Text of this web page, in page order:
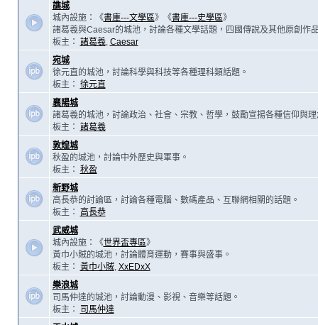
譙城
城內設施：《書庫---文學區》《書庫---史學區》
諸葛羲與Caesar的城池，討論各種文學話題，四國傳說及其他原創作
板主： 諸葛羲, Caesar
宛城
徐元直的城池，討論科學與科技等各種理科類話題。
板主： 徐元直
襄陽城
諸葛羲的城池，討論政治、社會、宗教、哲學，鼓勵宣揚各種信仰與理
板主： 諸葛羲
敦煌城
秋盈的城池，討論中外歷史與軍事。
板主： 秋盈
新野城
高長恭的討論區，討論各種電腦、數碼產品、互聯網相關的話題。
板主：
高長恭
武威城
城內設施：《世界盃專區》
黃巾小賊的城池，討論體育運動，賽事與盛事。
板主： 黃巾小賊, XxEDxX
樂浪城
司馬仲達的城池，討論動漫、影視、音樂等話題。
板主：
司馬仲達